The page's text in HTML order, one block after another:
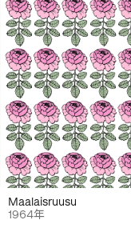
Maalaisruusu
1964年